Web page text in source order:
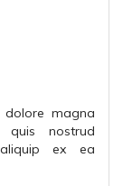
magna
nostrud
ex ea